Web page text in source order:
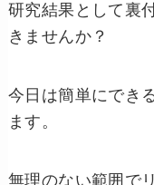
研究結果として裏
きませんか？
今日は簡単にでき
ます。
無理のない範囲で